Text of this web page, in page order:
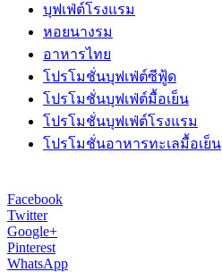
บุฟเฟ่ต์โรงแรม
หอยนางรม
อาหารไทย
โปรโมชั่นบุฟเฟ่ต์ซีฟู้ด
โปรโมชั่นบุฟเฟ่ต์มื้อเย็น
โปรโมชั่นบุฟเฟ่ต์โรงแรม
โปรโมชั่นอาหารทะเลมื้อเย็น
Facebook
Twitter
Google+
Pinterest
WhatsApp